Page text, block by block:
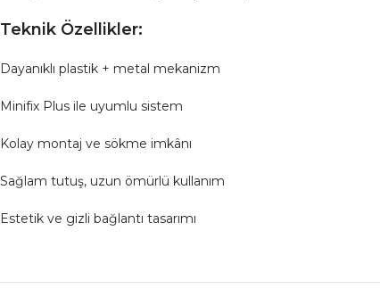
Teknik Özellikler:
Dayanıklı plastik + metal mekanizm
Minifix Plus ile uyumlu sistem
Kolay montaj ve sökme imkânı
Sağlam tutuş, uzun ömürlü kullanım
Estetik ve gizli bağlantı tasarımı